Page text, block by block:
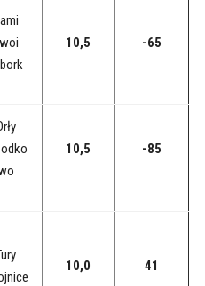
10,5 -65
10,5 -85
10,0 41